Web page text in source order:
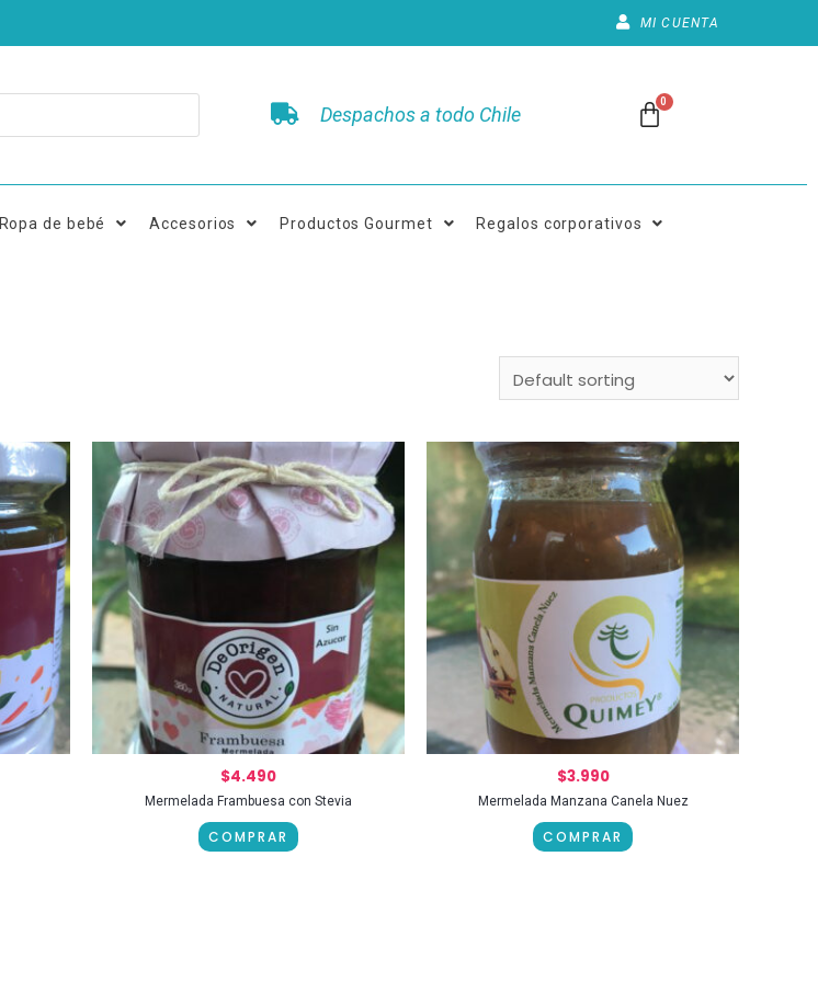
MI CUENTA
Despachos a todo Chile
Ropa de bebé Accesorios Productos Gourmet Regalos corporativos
$4.490
Mermelada Frambuesa con Stevia
COMPRAR
$3.990
Mermelada Manzana Canela Nuez
COMPRAR